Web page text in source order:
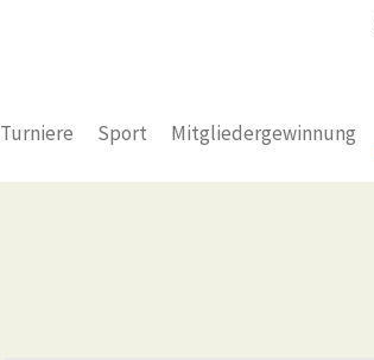
Turniere Sport Mitgliedergewinnung